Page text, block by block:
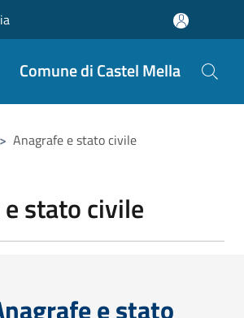
Comune di Castel Mella
> Anagrafe e stato civile
stato civile
e stato